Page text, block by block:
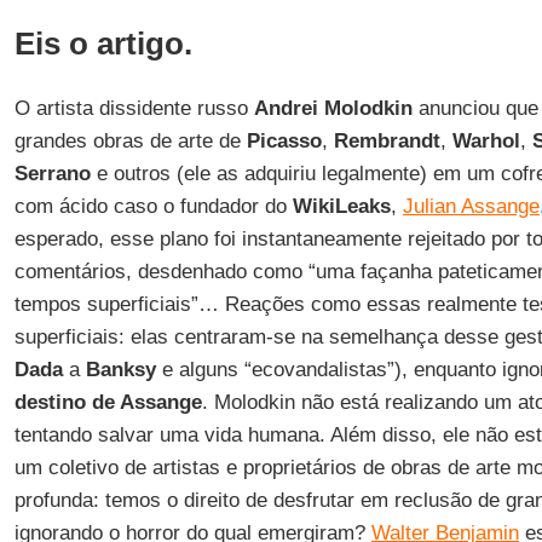
Eis o artigo.
O artista dissidente russo Andrei Molodkinanunciou
grandes obras de arte de Picasso, Rembrandt, Warhol,
Serranoe outros (ele as adquiriu legalmente) em um
com ácido caso o fundador do WikiLeaks, Julian Assange
esperado, esse plano foi instantaneamente rejeitado por
comentários, desdenhado como “uma façanha
tempos superficiais”… Reações como essas realmente
superficiais: elas centraram-se na semelhança desse
Dadaa Banksye alguns “ecovandalistas”), enquanto
destino de Assange. Molodkin não está realizando um
tentando salvar uma vida humana. Além disso, ele não
um coletivo de artistas e proprietários de obras de arte
profunda: temos o direito de desfrutar em reclusão de
ignorando o horror do qual emergiram? Walter Benjamin